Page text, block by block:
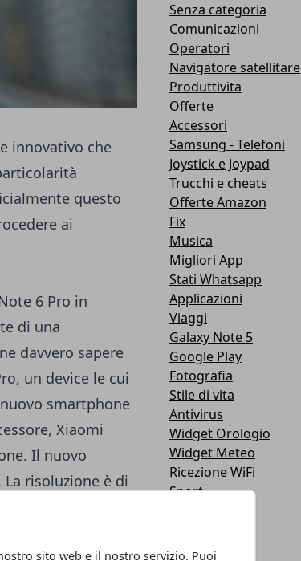
sito web e il nostro servizio. Puoi
innovativo che
questo
ai
6 Pro in
di una
davvero sapere
un device le cui
smartphone
Xiaomi
Il nuovo
risoluzione è di
del display è
bisogna
Senza categoria
Comunicazioni
Operatori
Navigatore satellitare
Produttivita
Offerte
Accessori
Samsung - Telefoni
Joystick e Joypad
Trucchi e cheats
Offerte Amazon
Fix
Musica
Migliori App
Stati Whatsapp
Applicazioni
Viaggi
Galaxy Note 5
Google Play
Fotografia
Stile di vita
Antivirus
Widget Orologio
Widget Meteo
Ricezione WiFi
Sport
Emulazione